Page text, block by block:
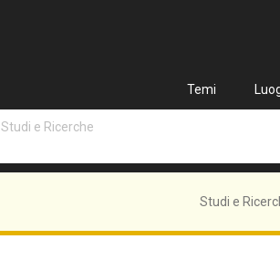
Temi
Studi e Ricerche
Studi e